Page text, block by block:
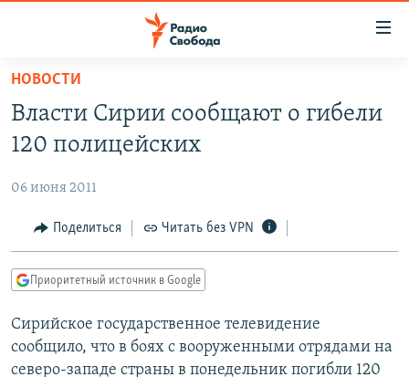
упрощенного
доступа
Вернуться
основному
Вернутся
главной
навигации
Вернутся
поиску
ЦИТАТЫ СВОБОДЫ
МНЕНИЯ
IDEL.РЕАЛИИ
КАВКАЗ.РЕАЛИИ
СЕВЕР.РЕАЛИИ
НОВОСТИ
Власти Сирии сообщают о гибели
120 полицейских
06 июня 2011
Поделиться Читать без VPN
Приоритетный источник в Google
Сирийское государственное телевидение
сообщило, что в боях с вооруженными отрядами на
северо-западе страны в понедельник погибли 120